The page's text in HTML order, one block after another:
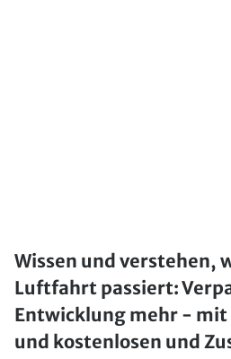
Wissen und verstehen,
Luftfahrt passiert:
Entwicklung mehr - mit
und kostenlosen und